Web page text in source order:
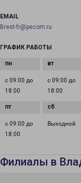
EMAIL
Brest-fr@pecom.ru
ГРАФИК РАБОТЫ
с 09:00 до
18:00
с 09:00 до
18:00
с 09:00 до
18:00
Выходной
Филиалы в